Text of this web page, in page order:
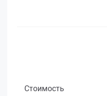
Стоимость